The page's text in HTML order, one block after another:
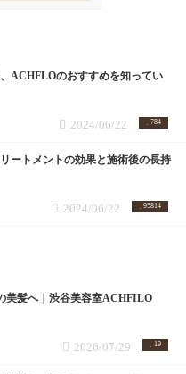
ACHFLOのおすすめを知ってい
784
2024/06/22
ートメントの効果と施術後の長持
95814
2024/06/22
美髪へ｜渋谷美容室ACHFILO
19
2026/07/29